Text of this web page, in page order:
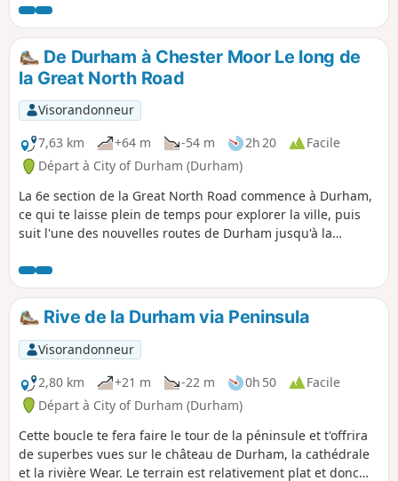
rive du fleuve, puis passe devant les tribunaux et la prison,
l'université de Durham, l'école de Durham, puis devant les
bâtiments classés de South Street avant de revenir au point
de départ via le nouveau quartier Riverwalk Development.
De Durham à Chester Moor Le long de
la Great North Road
Visorandonneur
7,63 km
+64 m -54 m 2h 20
Facile
Départ à City of Durham (Durham)
La 6e section de la Great North Road commence à Durham,
ce qui te laisse plein de temps pour explorer la ville, puis
suit l'une des nouvelles routes de Durham jusqu'à la
rejoindre l'A167. L'itinéraire continue à travers la campagne
en passant par le village de Plawsworth avant de se
terminer à Chester Moor.
Rive de la Durham via Peninsula
Visorandonneur
2,80 km
+21 m -22 m 0h 50
Facile
Départ à City of Durham (Durham)
Cette boucle te fera faire le tour de la péninsule et t'offrira
de superbes vues sur le château de Durham, la cathédrale
et la rivière Wear. Le terrain est relativement plat et donc